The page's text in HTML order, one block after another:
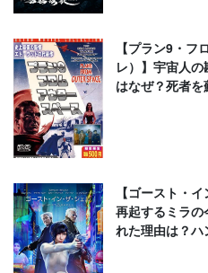
【プラン9・フ
レ）】宇宙人
はなぜ？死者
【ゴースト・
再起するミラ
れた理由は？